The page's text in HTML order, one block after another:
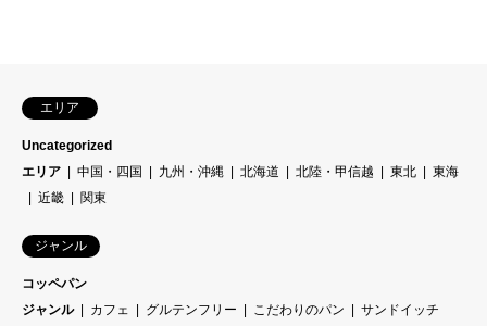
エリア
Uncategorized
エリア
中国・四国 九州・沖縄 北海道 北陸・甲信越 東北
東海
近畿
関東
ジャンル
コッペパン
ジャンル
カフェ グルテンフリー こだわりのパン
サンドイッチ